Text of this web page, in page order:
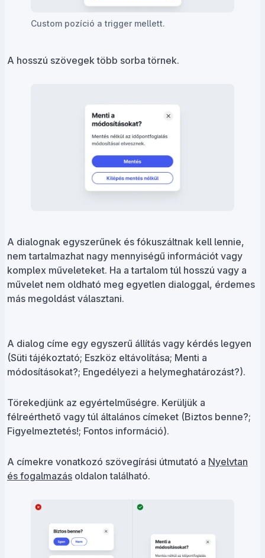
Custom pozíció a trigger mellett.
A hosszú szövegek több sorba törnek.
A dialognak egyszerűnek és fókuszáltnak kell lennie,
nem tartalmazhat nagy mennyiségű információt vagy
komplex műveleteket. Ha a tartalom túl hosszú vagy a
művelet nem oldható meg egyetlen dialoggal, érdemes
más megoldást választani.
A dialog címe egy egyszerű állítás vagy kérdés legyen
(Süti tájékoztató; Eszköz eltávolítása; Menti a
módosításokat?; Engedélyezi a helymeghatározást?).
Törekedjünk az egyértelműségre. Kerüljük a
félreérthető vagy túl általános címeket (Biztos benne?;
Figyelmeztetés!; Fontos információ).
A címekre vonatkozó szövegírási útmutató a Nyelvtan
és fogalmazás oldalon található.